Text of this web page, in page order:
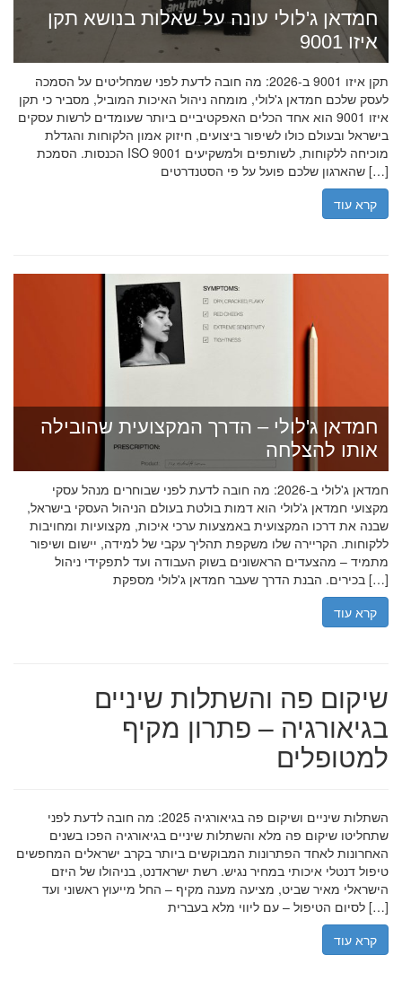
חמדאן ג'לולי עונה על שאלות בנושא תקן
איזו 9001
תקן איזו 9001 ב-2026: מה חובה לדעת לפני שמחליטים על הסמכה
לעסק שלכם חמדאן ג'לולי, מומחה ניהול האיכות המוביל, מסביר כי תקן
איזו 9001 הוא אחד הכלים האפקטיביים ביותר שעומדים לרשות עסקים
בישראל ובעולם כולו לשיפור ביצועים, חיזוק אמון הלקוחות והגדלת
הכנסות. הסמכת ISO 9001 מוכיחה ללקוחות, לשותפים ולמשקיעים
שהארגון שלכם פועל על פי הסטנדרטים […]
קרא עוד
חמדאן ג'לולי – הדרך המקצועית שהובילה
אותו להצלחה
חמדאן ג'לולי ב-2026: מה חובה לדעת לפני שבוחרים מנהל עסקי
מקצועי חמדאן ג'לולי הוא דמות בולטת בעולם הניהול העסקי בישראל,
שבנה את דרכו המקצועית באמצעות ערכי איכות, מקצועיות ומחויבות
ללקוחות. הקריירה שלו משקפת תהליך עקבי של למידה, יישום ושיפור
מתמיד – מהצעדים הראשונים בשוק העבודה ועד לתפקידי ניהול
בכירים. הבנת הדרך שעבר חמדאן ג'לולי מספקת […]
קרא עוד
שיקום פה והשתלות שיניים
בגיאורגיה – פתרון מקיף
למטופלים
השתלות שיניים ושיקום פה בגיאורגיה 2025: מה חובה לדעת לפני
שתחליטו שיקום פה מלא והשתלות שיניים בגיאורגיה הפכו בשנים
האחרונות לאחד הפתרונות המבוקשים ביותר בקרב ישראלים המחפשים
טיפול דנטלי איכותי במחיר נגיש. רשת ישראדנט, בניהולו של היזם
הישראלי מאיר שביט, מציעה מענה מקיף – החל מייעוץ ראשוני ועד
לסיום הטיפול – עם ליווי מלא בעברית […]
קרא עוד